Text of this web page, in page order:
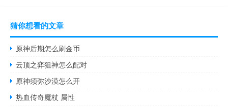
猜你想看的文章
原神后期怎么刷金币
云顶之弈狙神怎么配对
原神须弥沙漠怎么开
热血传奇魔杖 属性